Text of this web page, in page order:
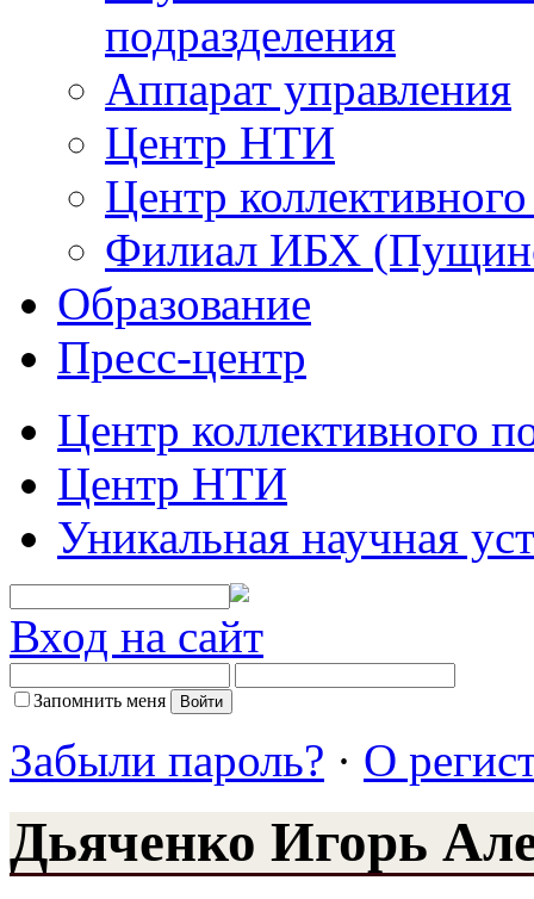
подразделения
Аппарат управления
Центр НТИ
Центр
Филиал ИБХ
Образование
Пресс-центр
Центр коллективного
Центр НТИ
Уникальная научная
Вход на сайт
Запомнить меня
Забыли пароль? · О
Дьяченко Игорь